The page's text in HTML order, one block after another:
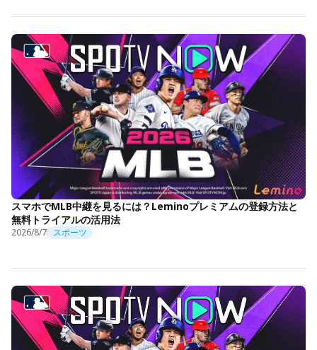
スマホでMLB中継を見るには？Leminoプレミアムの登録方法と
無料トライアルの活用法
2026/8/7 スポーツ